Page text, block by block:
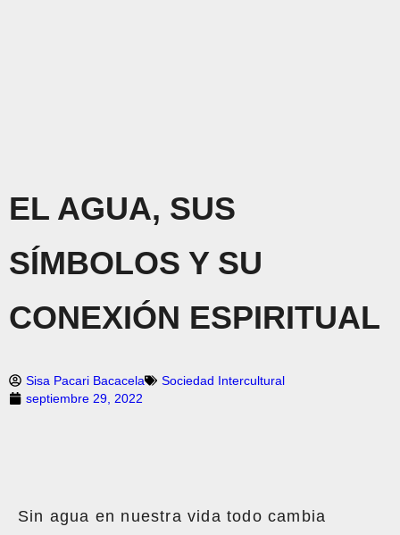
EL AGUA, SUS
SÍMBOLOS Y SU
CONEXIÓN ESPIRITUAL
Sisa Pacari Bacacela
Sociedad Intercultural
septiembre 29, 2022
Sin agua en nuestra vida todo cambia